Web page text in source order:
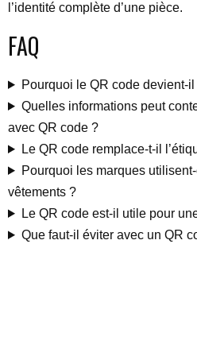
l’identité complète d’une pièce.
FAQ
Pourquoi le QR code devient-
Quelles informations peut
avec QR code ?
Le QR code remplace-t-il
Pourquoi les marques
vêtements ?
Le QR code est-il utile pour
Que faut-il éviter avec un QR